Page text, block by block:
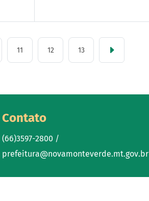
11 12 13
Contato
(66)3597-2800 /
prefeitura@novamonteverde.mt.gov.br